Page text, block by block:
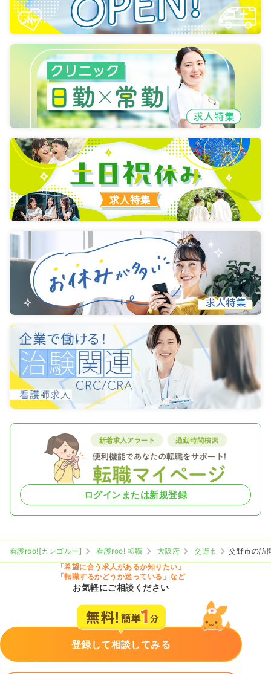
ログインまたは新規登録
看護roo![カンゴルー] 看護roo! 転職 大阪府 交野市
交野市の訪
「希望に合う求人があるか知りたい」
「転職するかどうか迷っている」など
お気軽にご相談ください
登録して相談してみる